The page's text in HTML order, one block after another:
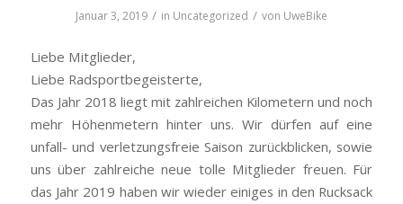
Januar 3, 2019 / in Uncategorized / von UweBike
Liebe Mitglieder,
Liebe Radsportbegeisterte,
Das Jahr 2018 liegt mit zahlreichen Kilometern und noch
mehr Höhenmetern hinter uns. Wir dürfen auf eine
unfall- und verletzungsfreie Saison zurückblicken, sowie
uns über zahlreiche neue tolle Mitglieder freuen. Für
das Jahr 2019 haben wir wieder einiges in den Rucksack